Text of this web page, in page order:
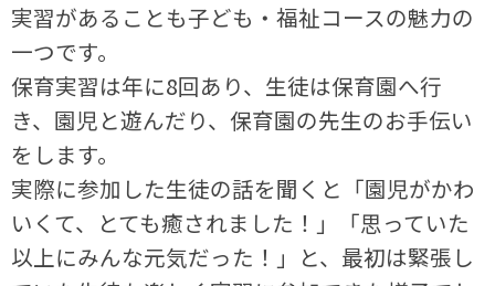
実習があることも子ども・福祉コースの魅力の
一つです。
保育実習は年に8回あり、生徒は保育園へ行
き、園児と遊んだり、保育園の先生のお手伝い
をします。
実際に参加した生徒の話を聞くと「園児がかわ
いくて、とても癒されました！」「思っていた
以上にみんな元気だった！」と、最初は緊張し